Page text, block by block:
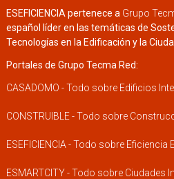
ESEFICIENCIA pertenece a Grupo
español líder en las temáticas de
Tecnologías en la Edificación y la
Portales de Grupo Tecma Red:
CASADOMO - Todo sobre Edificios
CONSTRUIBLE - Todo sobre
ESEFICIENCIA - Todo sobre Eficiencia
ESMARTCITY - Todo sobre Ciudades